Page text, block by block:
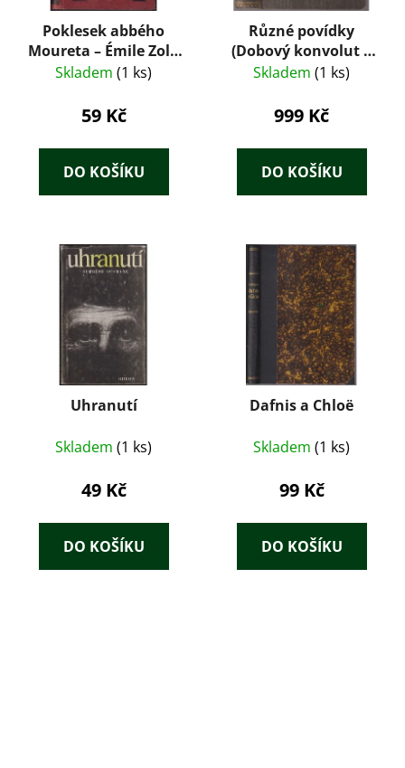
Poklesek abbého
Moureta – Émile Zola
(1923)
Skladem (1 ks)
59 Kč
DO KOŠÍKU
Různé povídky
(Dobový konvolut 8
tisků: Tolstoj,
Dickens, Jókai) – J.
Skladem (1 ks)
999 Kč
DO KOŠÍKU
Uhranutí
Skladem (1 ks)
49 Kč
DO KOŠÍKU
Dafnis a Chloë
Skladem (1 ks)
99 Kč
DO KOŠÍKU